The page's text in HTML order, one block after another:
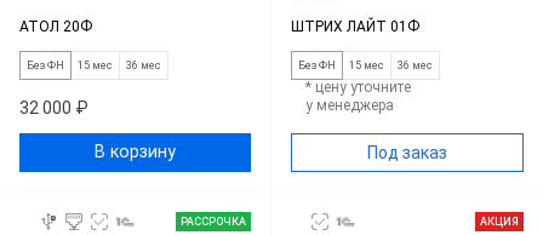
АТОЛ 20Ф
Без ФН 15 мес 36 мес
32 000 ₽
В корзину
ШТРИХ ЛАЙТ 01Ф
Без ФН 15 мес 36 мес
* цену уточните
у менеджера
Под заказ
РАССРОЧКА АКЦИЯ